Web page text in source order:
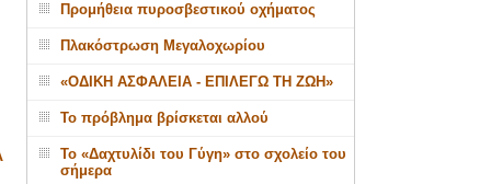
Προμήθεια πυροσβεστικού οχήματος
Πλακόστρωση Μεγαλοχωρίου
«ΟΔΙΚΗ ΑΣΦΑΛΕΙΑ - ΕΠΙΛΕΓΩ ΤΗ ΖΩΗ»
Το πρόβλημα βρίσκεται αλλού
Το «Δαχτυλίδι του Γύγη» στο σχολείο του
σήμερα